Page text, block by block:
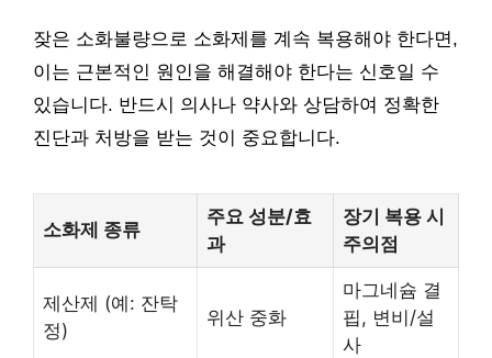
잦은 소화불량으로 소화제를 계속 복용해야 한다면,
이는 근본적인 원인을 해결해야 한다는 신호일 수
있습니다. 반드시 의사나 약사와 상담하여 정확한
진단과 처방을 받는 것이 중요합니다.
소화제 종류
주요 성분/효
과
장기 복용 시
주의점
제산제 (예: 잔탁
정)
위산 중화
마그네슘 결
핍, 변비/설
사